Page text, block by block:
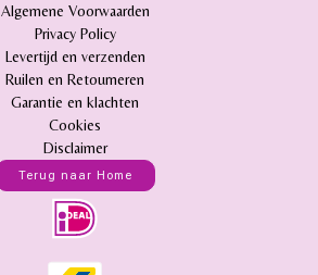
Algemene Voorwaarden
Privacy Policy
Levertijd en verzenden
Ruilen en Retourneren
Garantie en klachten
Cookies
Disclaimer
Terug naar Home